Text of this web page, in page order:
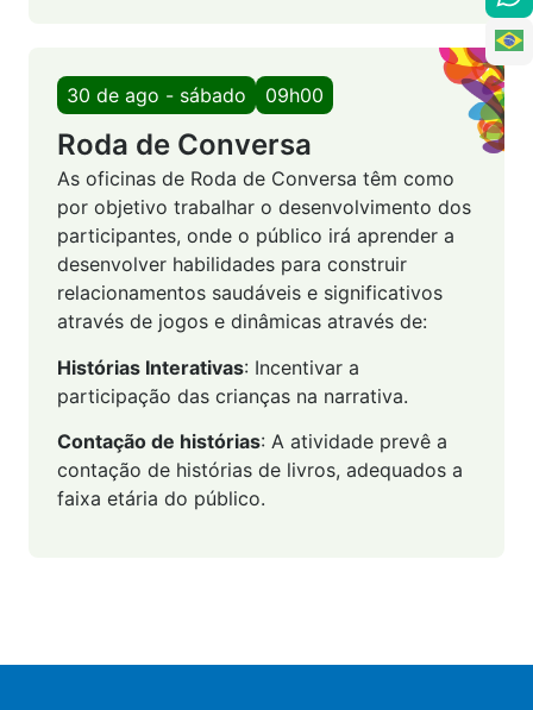
30 de ago - sábado 09h00
Roda de Conversa
As oficinas de Roda de Conversa têm como
por objetivo trabalhar o desenvolvimento dos
participantes, onde o público irá aprender a
desenvolver habilidades para construir
relacionamentos saudáveis e significativos
através de jogos e dinâmicas através de:
Histórias Interativas: Incentivar a
participação das crianças na narrativa.
Contação de histórias: A atividade prevê a
contação de histórias de livros, adequados a
faixa etária do público.